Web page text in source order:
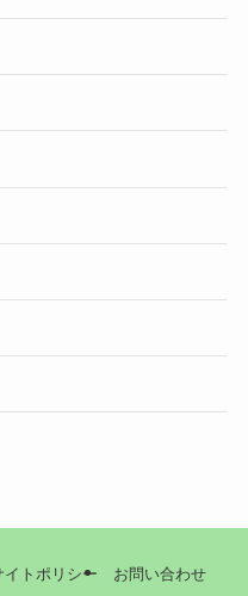
イトポリシー お問い合わせ